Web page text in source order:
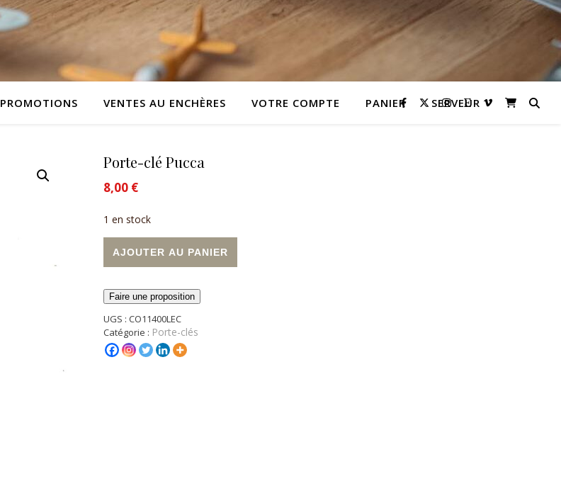
PROMOTIONS VENTES AU ENCHÈRES VOTRE COMPTE PANIER SERVEUR
Porte-clé Pucca
8,00 €
1 en stock
AJOUTER AU PANIER
Faire une proposition
UGS : CO11400LEC
Catégorie : Porte-clés